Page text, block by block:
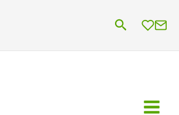
Suchen